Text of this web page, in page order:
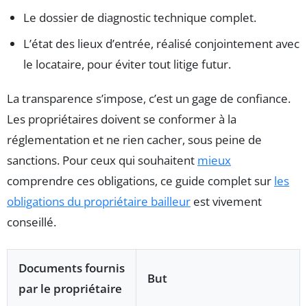
Le dossier de diagnostic technique complet.
L’état des lieux d’entrée, réalisé conjointement avec
le locataire, pour éviter tout litige futur.
La transparence s’impose, c’est un gage de confiance.
Les propriétaires doivent se conformer à la
réglementation et ne rien cacher, sous peine de
sanctions. Pour ceux qui souhaitent mieux
comprendre ces obligations, ce guide complet sur les
obligations du propriétaire bailleur est vivement
conseillé.
Documents fournis
par le propriétaire
But